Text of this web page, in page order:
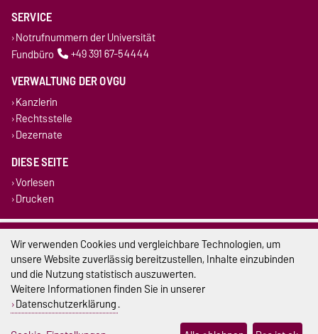
SERVICE
Notrufnummern der Universität
Fundbüro
+49 391 67-54444
VERWALTUNG DER OVGU
Kanzlerin
Rechtsstelle
Dezernate
DIESE SEITE
Vorlesen
Drucken
Impressum
Datenschutz
Barrierefreiheit
Cookie-Einstellungen
Wir verwenden Cookies und vergleichbare Technologien, um
unsere Website zuverlässig bereitzustellen, Inhalte einzubinden
und die Nutzung statistisch auszuwerten.
Weitere Informationen finden Sie in unserer
Datenschutzerklärung.